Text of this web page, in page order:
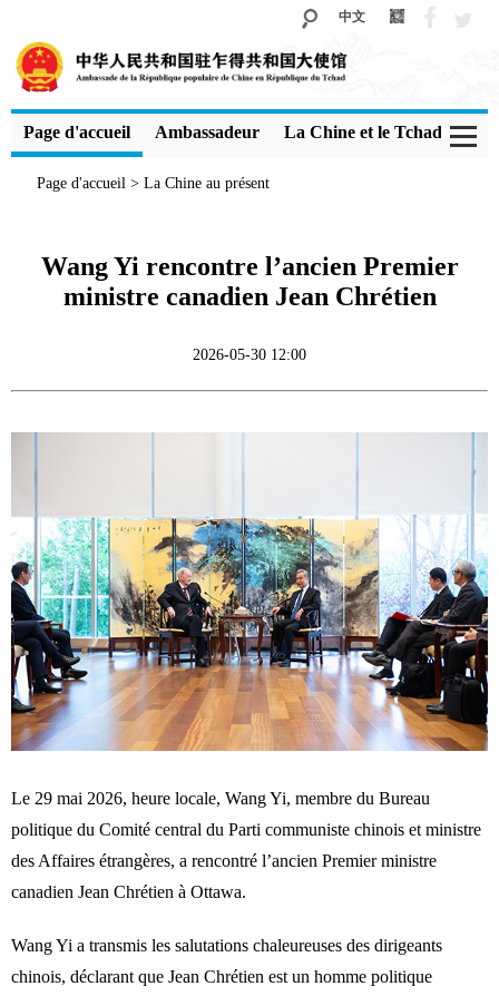
中文
Page d'accueil Ambassadeur La Chine et le Tchad
Page d'accueil > La Chine au présent
Wang Yi rencontre l’ancien Premier
ministre canadien Jean Chrétien
2026-05-30 12:00
Le 29 mai 2026, heure locale, Wang Yi, membre du Bureau
politique du Comité central du Parti communiste chinois et ministre
des Affaires étrangères, a rencontré l’ancien Premier ministre
canadien Jean Chrétien à Ottawa.
Wang Yi a transmis les salutations chaleureuses des dirigeants
chinois, déclarant que Jean Chrétien est un homme politique